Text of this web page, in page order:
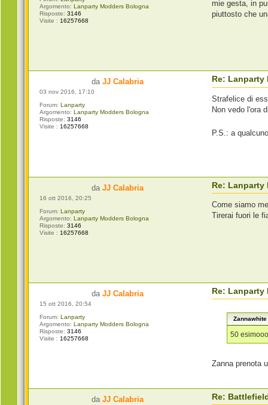
Argomento: Lanparty Modders Bologna
Risposte: 3146
Visite : 16257668
mie gesta, in
piuttosto che
daJJ Calabria
03 nov 2016, 17:10
Forum: Lanparty
Argomento: Lanparty Modders Bologna
Risposte: 3146
Visite : 16257668
Re: Lanparty
Strafelice di
Non vedo l'ora
P.S.: a
daJJ Calabria
16 ott 2016, 20:25
Forum: Lanparty
Argomento: Lanparty Modders Bologna
Risposte: 3146
Visite : 16257668
Re: Lanparty
Come siamo
Tirerai fuori le
daJJ Calabria
15 ott 2016, 20:54
Forum: Lanparty
Argomento: Lanparty Modders Bologna
Risposte: 3146
Visite : 16257668
Re: Lanparty
50
Zanna prenota
daJJ Calabria Re: